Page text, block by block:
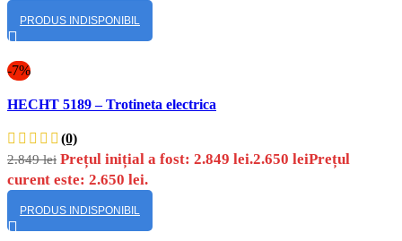
PRODUS INDISPONIBIL
-7%
Vizualizare
HECHT 5189 – Trotineta electrica
(0)
2.849lei Prețul inițial a fost: 2.849 lei.2.650 leiPrețul
curent este: 2.650 lei.
PRODUS INDISPONIBIL